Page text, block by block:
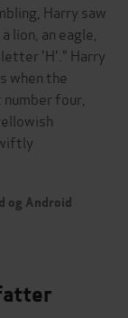
Harry saw
lion, an eagle,
letter 'H'." Harry
when the
four,
og Android